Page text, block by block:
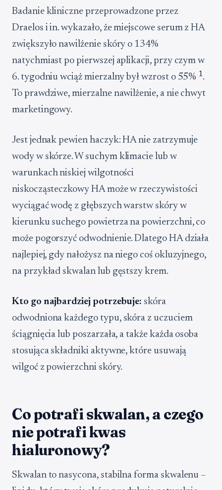
Badanie kliniczne przeprowadzone przez
Draelos i in. wykazało, że miejscowe serum z HA
zwiększyło nawilżenie skóry o 134%
natychmiast po pierwszej aplikacji, przy czym w
6. tygodniu wciąż mierzalny był wzrost o 55%1.
To prawdziwe, mierzalne nawilżenie, a nie chwyt
marketingowy.
Jest jednak pewien haczyk: HA nie zatrzymuje
wody w skórze. W suchym klimacie lub w
warunkach niskiej wilgotności
niskocząsteczkowy HA może w rzeczywistości
wyciągać wodę z głębszych warstw skóry w
kierunku suchego powietrza na powierzchni, co
może pogorszyć odwodnienie. Dlatego HA działa
najlepiej, gdy nałożysz na niego coś okluzyjnego,
na przykład skwalan lub gęstszy krem.
Kto go najbardziej potrzebuje: skóra
odwodniona każdego typu, skóra z uczuciem
ściągnięcia lub poszarzała, a także każda osoba
stosująca składniki aktywne, które usuwają
wilgoć z powierzchni skóry.
Co potrafi skwalan, a czego
nie potrafi kwas
hialuronowy?
Skwalan to nasycona, stabilna forma skwalenu –